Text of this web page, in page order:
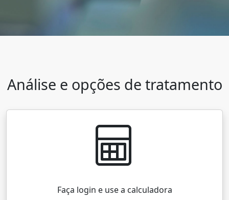
Análise e opções de tratamento
Faça login e use a calculadora